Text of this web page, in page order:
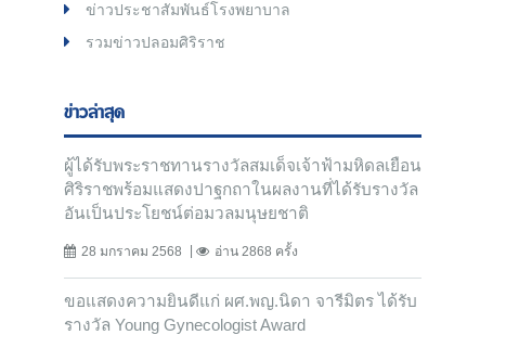
ข่าวประชาสัมพันธ์โรงพยาบาล
รวมข่าวปลอมศิริราช
ข่าวล่าสุด
ผู้ได้รับพระราชทานรางวัลสมเด็จเจ้าฟ้ามหิดลเยือน
ศิริราชพร้อมแสดงปาฐกถาในผลงานที่ได้รับรางวัล
อันเป็นประโยชน์ต่อมวลมนุษยชาติ
28 มกราคม 2568 อ่าน 2868 ครั้ง
ขอแสดงความยินดีแก่ ผศ.พญ.นิดา จารีมิตร ได้รับ
รางวัล Young Gynecologist Award